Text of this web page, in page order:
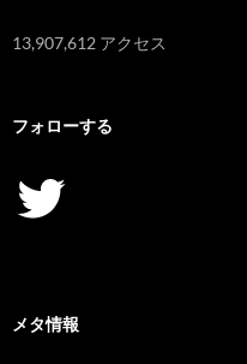
13,907,612 アクセス
フォローする
Twitter
メタ情報